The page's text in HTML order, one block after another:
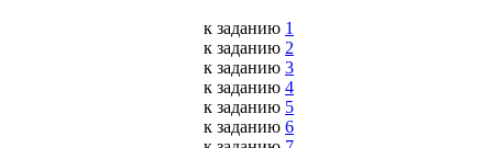
к заданию 1
к заданию 2
к заданию 3
к заданию 4
к заданию 5
к заданию 6